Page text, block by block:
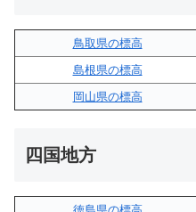
鳥取県の標高
島根県の標高
岡山県の標高
四国地方